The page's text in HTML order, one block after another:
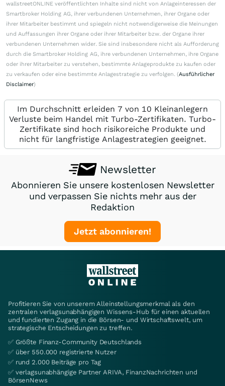
wallstreetONLINE veröffentlichten Inhalte sind nicht von Anlageinteressen der
Smartbroker Holding AG, ihrer verbundenen Unternehmen, ihrer Organe oder
ihrer Mitarbeiter bestimmt und spiegeln nicht notwendigerweise die Meinungen
und Auffassungen ihrer Organe oder ihrer Mitarbeiter bzw. der Organe ihrer
verbundenen Unternehmen wider. Sie sind insbesondere nicht als Aufforderung
durch die Smartbroker Holding AG, ihre verbundenen Unternehmen, ihre Organe
oder ihrer Mitarbeiter zu verstehen, bestimmte Anlageprodukte zu kaufen oder
zu verkaufen oder eine bestimmte Anlagestrategie zu verfolgen. (Ausführlicher
Disclaimer)
Im Durchschnitt erleiden 7 von 10 Kleinanlegern
Verluste beim Handel mit Turbo-Zertifikaten. Turbo-
Zertifikate sind hoch risikoreiche Produkte und
nicht für langfristige Anlagestrategien geeignet.
Newsletter
Abonnieren Sie unsere kostenlosen Newsletter
und verpassen Sie nichts mehr aus der
Redaktion
Jetzt abonnieren!
Profitieren Sie von unserem Alleinstellungsmerkmal als den
zentralen verlagsunabhängigen Wissens-Hub für einen aktuellen
und fundierten Zugang in die Börsen- und Wirtschaftswelt, um
strategische Entscheidungen zu treffen.
✅ Größte Finanz-Community Deutschlands
✅ über 550.000 registrierte Nutzer
✅ rund 2.000 Beiträge pro Tag
✅ verlagsunabhängige Partner ARIVA, FinanzNachrichten und
BörsenNews